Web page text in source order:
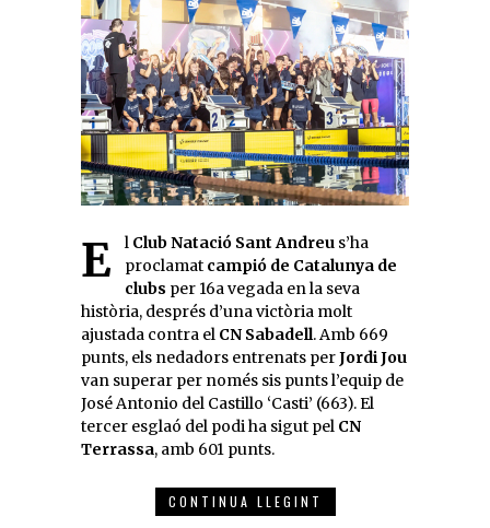
El Club Natació Sant Andreu s’ha
proclamat campió de Catalunya de
clubs per 16a vegada en la seva
història, després d’una victòria molt
ajustada contra el CN Sabadell. Amb 669
punts, els nedadors entrenats perJordi Jou
van superar per només sis punts l’equip de
José Antonio del Castillo ‘Casti’ (663). El
tercer esglaó del podi ha sigut pel CN
Terrassa, amb 601 punts.
CONTINUA LLEGINT